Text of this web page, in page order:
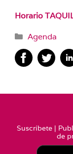
Horario
Categorías
Agenda
Suscríbete |
de